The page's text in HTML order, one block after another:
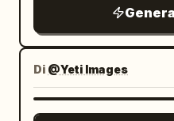
4x2. Ogni pannello
immagine vivida
una striscia nera
sottostante.
tra i pannelli.
Di @Yeti Images